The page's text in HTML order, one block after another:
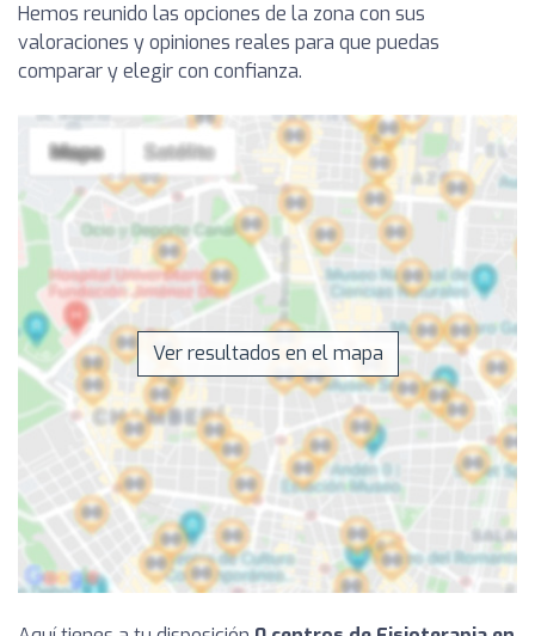
Hemos reunido las opciones de la zona con sus
valoraciones y opiniones reales para que puedas
comparar y elegir con confianza.
Ver resultados en el mapa